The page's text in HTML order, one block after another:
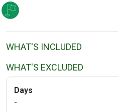
WHAT'S INCLUDED
WHAT'S EXCLUDED
Days
-